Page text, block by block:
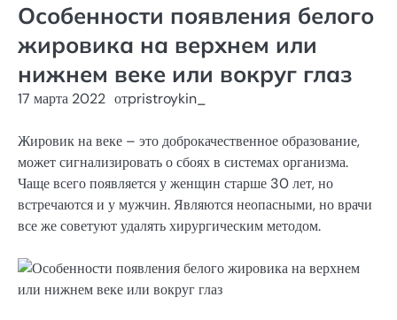
Особенности появления белого
жировика на верхнем или
нижнем веке или вокруг глаз
17 марта 2022 отpristroykin_
Жировик на веке – это доброкачественное образование,
может сигнализировать о сбоях в системах организма.
Чаще всего появляется у женщин старше 30 лет, но
встречаются и у мужчин. Являются неопасными, но врачи
все же советуют удалять хирургическим методом.